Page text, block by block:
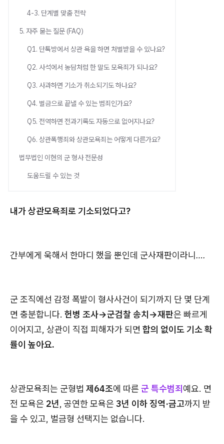
4-3. 단계별 맞춤 전략
5. 자주 묻는 질문 (FAQ)
Q1. 단톡방에서 상관 욕을 하면 처벌받을 수 있나요?
Q2. 사석에서 농담처럼 한 말도 모욕죄가 되나요?
Q3. 사과하면 기소가 취소되기도 하나요?
Q4. 벌금으로 끝낼 수 있는 범죄인가요?
Q5. 전역하면 전과기록도 자동으로 없어지나요?
Q6. 상관폭행죄와 상관모욕죄는 어떻게 다른가요?
법무법인 이현의 군 형사 전문성
도움드릴 수 있는 것
내가 상관모욕죄로 기소되었다고?
간부에게 욱해서 한마디 했을 뿐인데 군사재판이라니….
군 조직에선 감정 폭발이 형사사건이 되기까지 단 몇 단계
면 충분합니다. 헌병 조사→군검찰 송치→재판은 빠르게
이어지고, 상관이 직접 피해자가 되면 합의 없이도 기소 확
률이 높아요.
상관모욕죄는 군형법 제64조에 따른 군 특수범죄예요. 면
전 모욕은 2년, 공연한 모욕은 3년 이하 징역·금고까지 받
을 수 있고, 벌금형 선택지는 없습니다.